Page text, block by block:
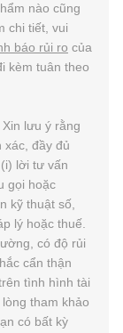
nào cũng
chi tiết, vui
báo rủi ro của
kèm tuân theo
lưu ý rằng
xác, đầy đủ
lời tư vấn
gọi hoặc
kỹ thuật số,
lý hoặc thuế.
có độ rủi
cẩn thận
tình hình tài
tham khảo
có bất kỳ